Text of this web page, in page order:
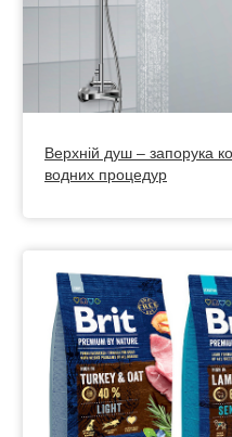
Верхній душ – запорука
водних процедур